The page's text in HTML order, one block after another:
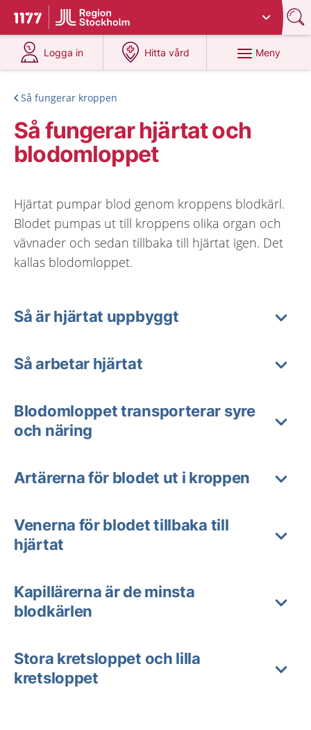
Till startsidan för 1177
Du har valt region
Logga in
på 1177.se
Hitta vård
på 1177.se
Meny
Så fungerar kroppen
Så fungerar hjärtat och
blodomloppet
Hjärtat pumpar blod genom kroppens blodkärl.
Blodet pumpas ut till kroppens olika organ och
vävnader och sedan tillbaka till hjärtat igen. Det
kallas blodomloppet.
Så är hjärtat uppbyggt
Så arbetar hjärtat
Blodomloppet transporterar syre
och näring
Artärerna för blodet ut i kroppen
Venerna för blodet tillbaka till
hjärtat
Kapillärerna är de minsta
blodkärlen
Stora kretsloppet och lilla
kretsloppet